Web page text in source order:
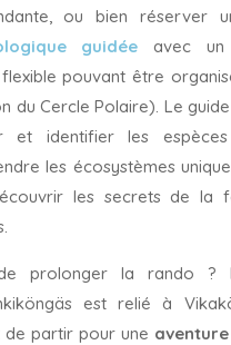
ou bien réserver
guidée avec un
pouvant être
du Cercle Polaire). Le
et identifier les espèces
les écosystèmes
les secrets de la
prolonger la rando ?
est relié à
de partir pour une aventure